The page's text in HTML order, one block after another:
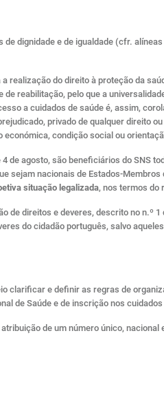
dignidade e de igualdade (cfr.
realização do direito à proteção da
reabilitação, pelo que a
a cuidados de saúde é, assim,
privado de qualquer direito
condição social ou
de agosto, são beneficiários do SNS
nacionais de Estados-Membros
situação legalizada, nos termos do
de direitos e deveres, descrito no n.º 1
do cidadão português, salvo
clarificar e definir as regras de
de Saúde e de inscrição nos
de um número único,